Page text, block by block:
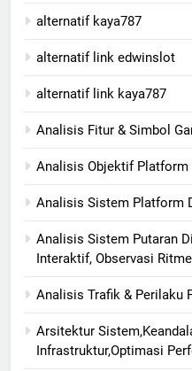
alternatif kaya787
alternatif link edwinslot
alternatif link kaya787
Analisis Fitur & Simbol
Analisis Objektif Platform
Analisis Sistem Platform
Analisis Sistem Putaran
Interaktif, Observasi
Analisis Trafik & Perilaku
Arsitektur
Infrastruktur,Optimasi